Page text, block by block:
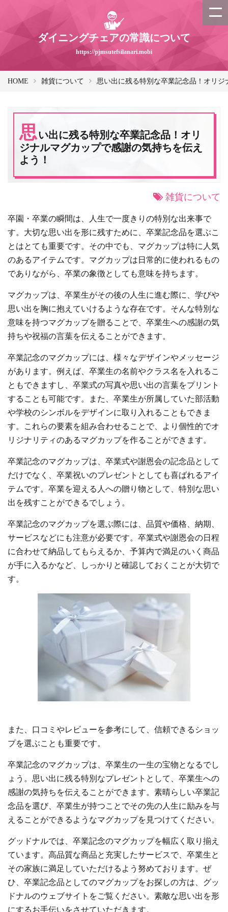
ダイニングチェアの常識について
https://pjmsutefsilanari.mobi
HOME 雑貨について 思い出に残る特別な卒業記念品！オリ
思い出に残る特別な卒業記念品！オリ
ジナルマグカップで感謝の気持ちを伝え
よう！
雑貨について
卒園・卒業の瞬間は、人生で一度きりの特別な出来事で
す。大切な思い出を形に残すために、卒業記念品を選ぶこ
とはとても重要です。その中でも、マグカップは特に人気
のあるアイテムです。マグカップは日常的に使われるもの
でありながら、卒業の象徴としても意味を持ちます。
マグカップは、卒業生がその後の人生に進む際に、学びや
思い出を胸に抱えていけるような存在です。そんな特別な
意味を持つマグカップを贈ることで、卒業生への感謝の気
持ちや祝福の言葉を伝えることができます。
卒業記念のマグカップには、様々なデザインやメッセージ
があります。例えば、卒業生の名前やクラス名を入れるこ
ともできますし、卒業式の写真や思い出の言葉をプリント
することも可能です。また、卒業生が所属していた部活動
や学校のシンボルをデザインに取り入れることもできま
す。これらの要素を組み合わせることで、より個性的でオ
リジナリティのあるマグカップを作ることができます。
卒業記念のマグカップは、卒業式や謝恩会の記念品として
だけでなく、卒業祝いのプレゼントとしても喜ばれるアイ
テムです。卒業を迎える人への贈り物として、特別な思い
出を残すことができるでしょう。
卒業記念のマグカップを選ぶ際には、品質や価格、納期、
サービスなどにも注意が必要です。卒業式や謝恩会の日程
に合わせて納品してもらえるか、予算内で満足のいく商品
が手に入るかなど、しっかりと確認しておくことが大切で
す。
また、口コミやレビューを参考にして、信頼できるショッ
プを選ぶことも重要です。
卒業記念のマグカップは、卒業生の一生の宝物となるでし
ょう。思い出に残る特別なプレゼントとして、卒業生への
感謝の気持ちを伝えることができます。素晴らしい卒業記
念品を選び、卒業生が持つことでその先の人生に励みを与
えることができるようなマグカップを見つけてください。
グッドナルでは、卒業記念のマグカップを幅広く取り揃え
ています。高品質な商品と充実したサービスで、卒業生と
その家族に満足していただけるよう努めております。ぜ
ひ、卒業記念品としてのマグカップをお探しの方は、グッ
ドナルのウェブサイトをご覧ください。素敵な思い出を形
にするお手伝いをさせていただきます。